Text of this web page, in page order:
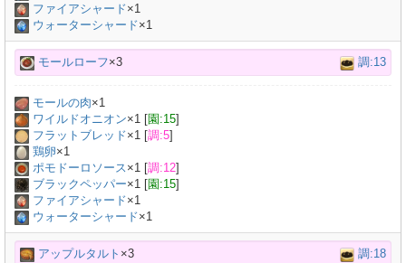
ファイアシャード×1
ウォーターシャード×1
モールローフ×3 調:13
モールの肉×1
ワイルドオニオン×1 [園:15]
フラットブレッド×1 [調:5]
鶏卵×1
ポモドーロソース×1 [調:12]
ブラックペッパー×1 [園:15]
ファイアシャード×1
ウォーターシャード×1
アップルタルト ×3 調:18